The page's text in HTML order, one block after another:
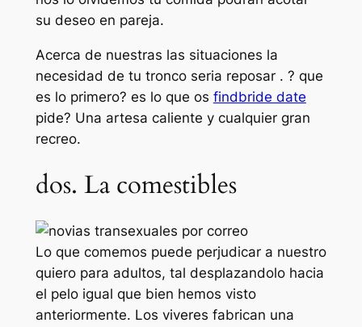
su deseo en pareja.
Acerca de nuestras las situaciones la
necesidad de tu tronco seria reposar . ? que
es lo primero? es lo que os findbride date
pide? Una artesa caliente y cualquier gran
recreo.
dos. La comestibles
Lo que comemos puede perjudicar a nuestro
quiero para adultos, tal desplazandolo hacia
el pelo igual que bien hemos visto
anteriormente. Los viveres fabrican una